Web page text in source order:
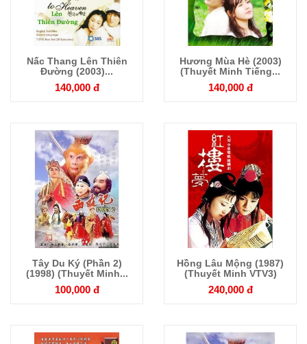
Chi tiết
Nấc Thang Lên Thiên
Đường (2003)...
140,000 đ
Chi tiết
Hương Mùa Hè (2003)
(Thuyết Minh Tiếng...
140,000 đ
Chi tiết
Tây Du Ký (Phần 2)
(1998) (Thuyết Minh...
100,000 đ
Chi tiết
Hồng Lâu Mộng (1987)
(Thuyết Minh VTV3)
240,000 đ